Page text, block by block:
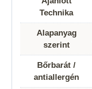
Technika
Alapanyag
szerint
Bőrbarát /
antiallergén